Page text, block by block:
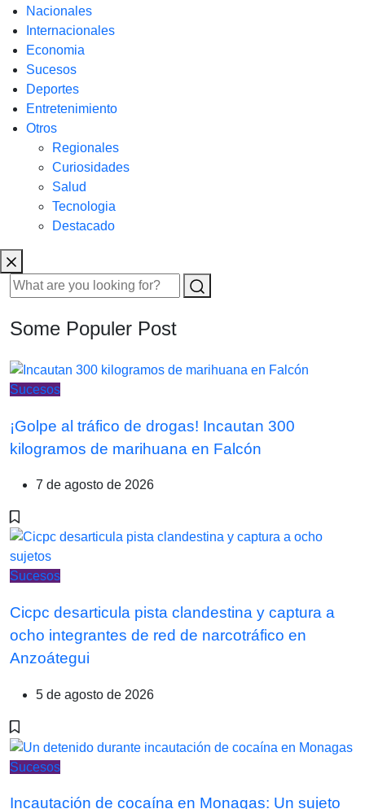
Nacionales
Internacionales
Economia
Sucesos
Deportes
Entretenimiento
Otros
Regionales
Curiosidades
Salud
Tecnologia
Destacado
Some Populer Post
Sucesos
¡Golpe al tráfico de drogas! Incautan 300
kilogramos de marihuana en Falcón
7 de agosto de 2026
Sucesos
Cicpc desarticula pista clandestina y captura a
ocho integrantes de red de narcotráfico en
Anzoátegui
5 de agosto de 2026
Sucesos
Incautación de cocaína en Monagas: Un sujeto